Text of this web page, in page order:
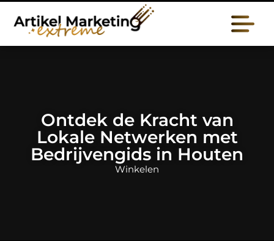
Ontdek de Kracht van
Lokale Netwerken met
Bedrijvengids in Houten
Winkelen